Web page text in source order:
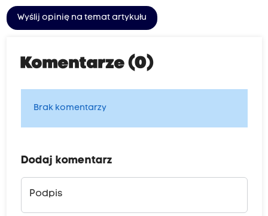
Wyślij opinię na temat artykułu
Komentarze (0)
Brak komentarzy
Dodaj komentarz
Podpis